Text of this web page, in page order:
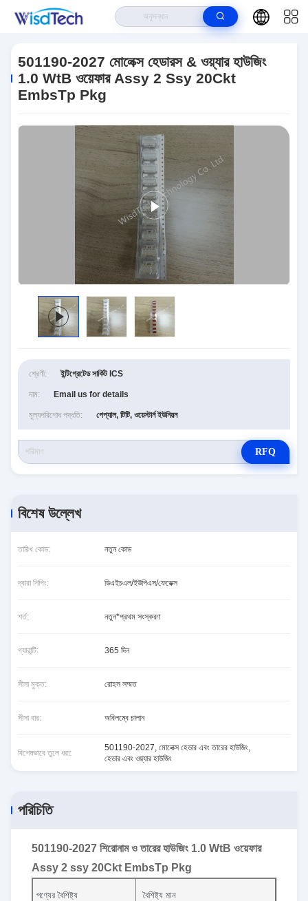
WtB ওয়েফার Assy 2 Ssy 20Ckt EmbsTp Pkg
501190-2027 মোলেক্স হেডারস & ওয়্যার হাউজিং
1.0 WtB ওয়েফার Assy 2 Ssy 20Ckt
EmbsTp Pkg
শ্রেণী: ইন্টিগ্রেটেড সার্কিট ICS
দাম: Email us for details
মূল্যপরিশোধ পদ্ধতি: পেপ্যাল, টিটি, ওয়েস্টার্ন ইউনিয়ন
RFQ
বিশেষ উল্লেখ
তারিখ কোড: নতুন কোড
দ্বারা শিপিং: ডিএইচএল/ইউপিএস/ফেডেক্স
শর্ত: নতুন*প্রথম সংস্করণ
গ্যারান্টি: 365 দিন
সীসা মুক্ত: রোহস সম্মত
সীসা বার: অবিলম্বে চালান
বিশেষভাবে তুলে ধরা:
501190-2027, মোলেক্স হেডার এবং তারের হাউজিং,
হেডার এবং ওয়্যার হাউজিং
পরিচিতি
501190-2027 শিরোনাম ও তারের হাউজিং 1.0 WtB ওয়েফার
Assy 2 ssy 20Ckt EmbsTp Pkg
পণ্যের বৈশিষ্ট্য বৈশিষ্ট্য মান